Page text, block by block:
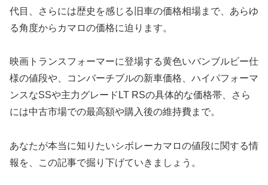
代目、さらには歴史を感じる旧車の価格相場まで、あらゆ
る角度からカマロの価格に迫ります。
映画トランスフォーマーに登場する黄色いバンブルビー仕
様の値段や、コンバーチブルの新車価格、ハイパフォーマ
ンスなSSや主力グレードLT RSの具体的な価格帯、さら
には中古市場での最高額や購入後の維持費まで。
あなたが本当に知りたいシボレーカマロの値段に関する情
報を、この記事で掘り下げていきましょう。